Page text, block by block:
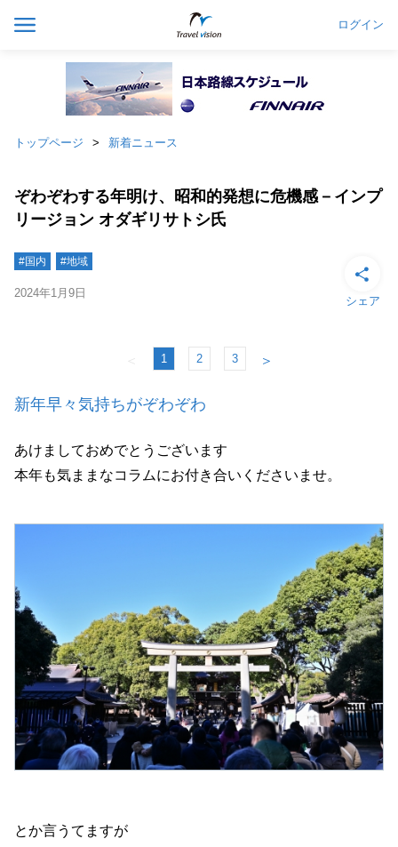
ログイン
トップページ 新着ニュース
ぞわぞわする年明け、昭和的発想に危機感－インプ
リージョン オダギリサトシ氏
#国内 #地域
2024年1月9日
シェア
＜ 1 2 3 ＞
新年早々気持ちがぞわぞわ
あけましておめでとうございます
本年も気ままなコラムにお付き合いくださいませ。
とか言うてますが